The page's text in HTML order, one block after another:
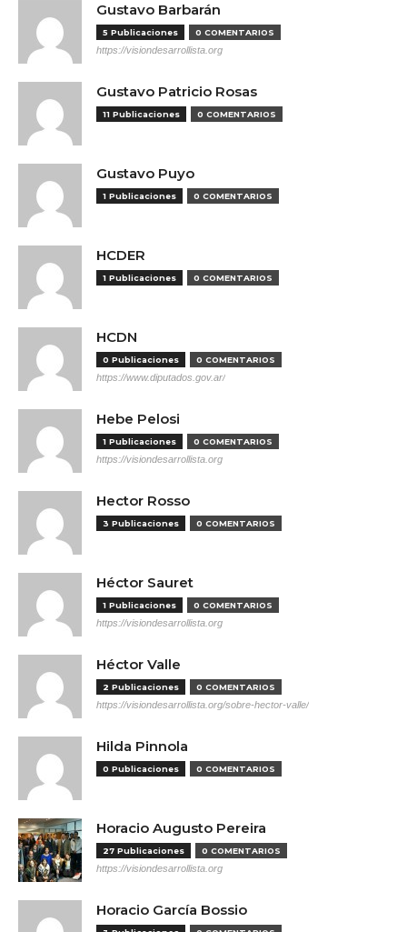
Gustavo Barbarán
5 Publicaciones 0 COMENTARIOS
https://visiondesarrollista.org
Gustavo Patricio Rosas
11 Publicaciones 0 COMENTARIOS
Gustavo Puyo
1 Publicaciones 0 COMENTARIOS
HCDER
1 Publicaciones 0 COMENTARIOS
HCDN
0 Publicaciones 0 COMENTARIOS
https://www.diputados.gov.ar/
Hebe Pelosi
1 Publicaciones 0 COMENTARIOS
https://visiondesarrollista.org
Hector Rosso
3 Publicaciones 0 COMENTARIOS
Héctor Sauret
1 Publicaciones 0 COMENTARIOS
https://visiondesarrollista.org
Héctor Valle
2 Publicaciones 0 COMENTARIOS
https://visiondesarrollista.org/sobre-hector-valle/
Hilda Pinnola
0 Publicaciones 0 COMENTARIOS
Horacio Augusto Pereira
27 Publicaciones 0 COMENTARIOS
https://visiondesarrollista.org
Horacio García Bossio